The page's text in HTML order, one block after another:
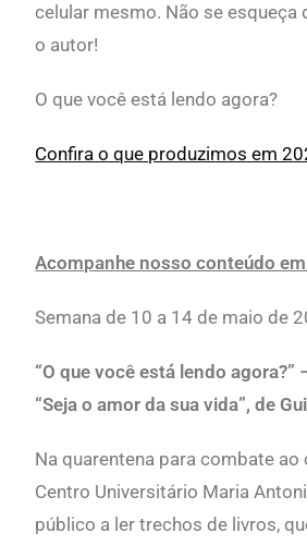
celular mesmo. Não se esqueça
o autor!
O que você está lendo agora?
Confira o que produzimos em
Acompanhe nosso conteúdo
Semana de 10 a 14 de maio de
“O que você está lendo agora?”
“Seja o amor da sua vida”, de
Na quarentena para combate ao
Centro Universitário Maria
público a ler trechos de livros,